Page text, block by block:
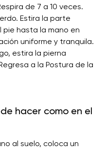
de 7 a 10 veces.
Estira la parte
pie hasta la mano en
uniforme y tranquila.
estira la pierna
a la Postura de la
hacer como en el
al suelo, coloca un